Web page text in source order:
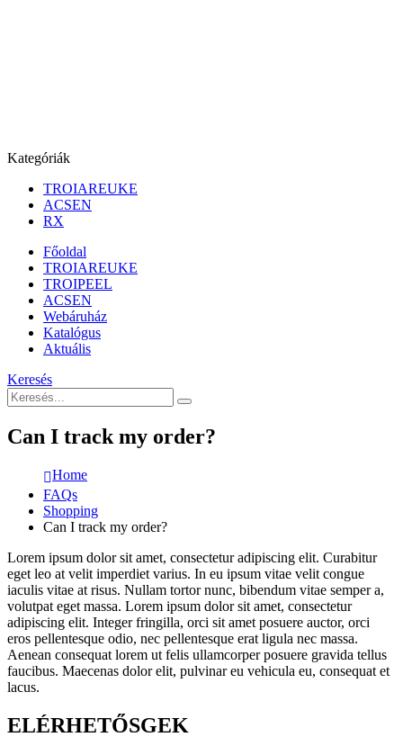
Kategóriák
TROIAREUKE
ACSEN
RX
Főoldal
TROIAREUKE
TROIPEEL
ACSEN
Webáruház
Katalógus
Aktuális
Keresés
Can I track my order?
Home
FAQs
Shopping
Can I track my order?
Lorem ipsum dolor sit amet, consectetur adipiscing elit. Curabitur
eget leo at velit imperdiet varius. In eu ipsum vitae velit congue
iaculis vitae at risus. Nullam tortor nunc, bibendum vitae semper a,
volutpat eget massa. Lorem ipsum dolor sit amet, consectetur
adipiscing elit. Integer fringilla, orci sit amet posuere auctor, orci
eros pellentesque odio, nec pellentesque erat ligula nec massa.
Aenean consequat lorem ut felis ullamcorper posuere gravida tellus
faucibus. Maecenas dolor elit, pulvinar eu vehicula eu, consequat et
lacus.
ELÉRHETŐSGEK